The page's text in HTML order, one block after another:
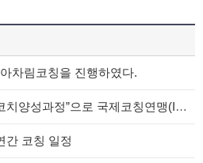
차림코칭을 진행하였다.
알아차림코칭센터는 “ACE코치양성과정”으로 국제코칭연맹(ICF) PCC 인증 기관으로 승인받았습니다.
간 코칭 일정